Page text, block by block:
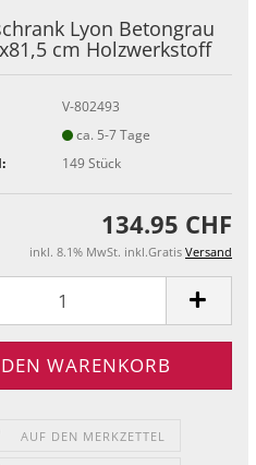
Lyon Betongrau
cm Holzwerkstoff
V-802493
ca. 5-7 Tage
149Stück
134.95 CHF
inkl. 8.1% MwSt. inkl.Gratis Versand
AUF DEN MERKZETTEL